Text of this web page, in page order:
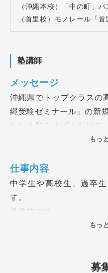
（沖縄本校）「中の町」
（首里校）モノレール「
塾講師
メッセージ
沖縄県でトップクラスの
縄受験ゼミナール』の新
ただ点数を上げるだけで
の成長をお支えするため
お任せする仕事は、中学
さんへの授業。
入社後は、先輩と一緒に
プできるから未経験の方
もっ
仕事内容
中学生や高校生、過卒
す。
具体的には・・・
国語、数学、英語、理科
お持ちの力を存分に発揮
もっ
募